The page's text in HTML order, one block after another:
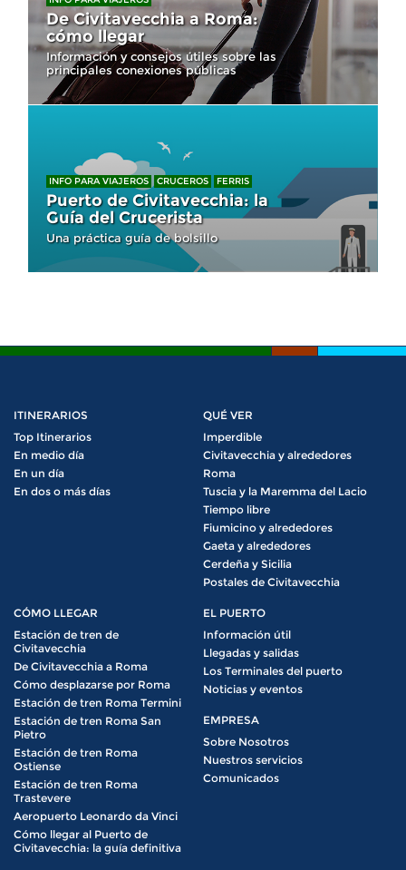
De Civitavecchia a Roma:
cómo llegar
Información y consejos útiles sobre las
principales conexiones públicas
INFO PARA VIAJEROS CRUCEROS FERRIS
Puerto de Civitavecchia: la
Guía del Crucerista
Una práctica guía de bolsillo
ITINERARIOS
Top Itinerarios
En medio día
En un día
En dos o más días
QUÉ VER
Imperdible
Civitavecchia y alrededores
Roma
Tuscia y la Maremma del Lacio
Tiempo libre
Fiumicino y alrededores
Gaeta y alrededores
Cerdeña y Sicilia
Postales de Civitavecchia
CÓMO LLEGAR
Estación de tren de
Civitavecchia
De Civitavecchia a Roma
Cómo desplazarse por Roma
Estación de tren Roma Termini
Estación de tren Roma San
Pietro
Estación de tren Roma
Ostiense
Estación de tren Roma
Trastevere
Aeropuerto Leonardo da Vinci
Cómo llegar al Puerto de
Civitavecchia: la guía definitiva
EL PUERTO
Información útil
Llegadas y salidas
Los Terminales del puerto
Noticias y eventos
EMPRESA
Sobre Nosotros
Nuestros servicios
Comunicados